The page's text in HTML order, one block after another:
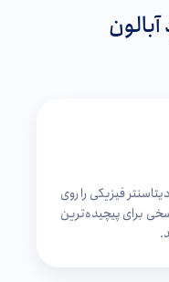
فیزیکی را روی
برای پیچیده‌ترین